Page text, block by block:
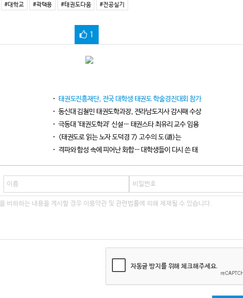
#대학교 #곽택용 #태권도다움 #전공실기
1
태권도진흥재단, 전국 대학생 태권도 학술경진대회 참가
동신대 김철민 태권도학과장, 전라남도지사 감사패 수상
극동대 ‘태권도학과’ 신설… 태권스타 최유리 교수 임용
<태권도로 읽는 노자 도덕경 7> 고수의 도(道)는
격파와 함성 속에 피어난 화합… 대학생들이 다시 쓴 태
자동글 방지를 위해 체크해주세요.